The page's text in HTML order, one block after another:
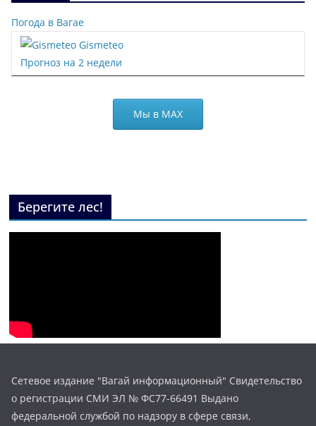
Погода в Вагае
Gismeteo
Прогноз на 2 недели
Мы в МАХ
Берегите лес!
Сетевое издание "Вагай информационный" Свидетельство
о регистрации СМИ ЭЛ № ФС77-66491 Выдано
федеральной службой по надзору в сфере связи,